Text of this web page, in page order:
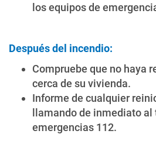
los equipos de
Después del incendio:
Compruebe que no haya
cerca de su vivienda.
Informe de cualquier
llamando de inmediato
emergencias 112.